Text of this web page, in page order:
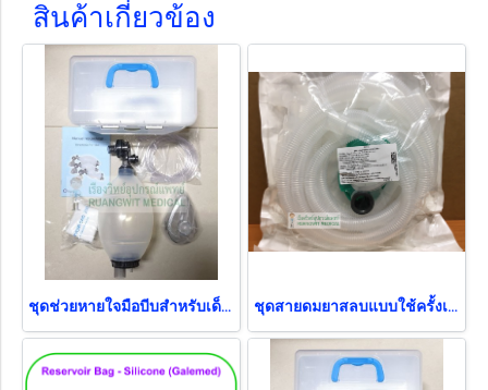
สินค้าเกี่ยวข้อง
ชุดช่วยหายใจมือบีบสำหรับเด็ก Ambu Bag MF-LAB (ถุง PVC) - Pediatric เด็ก (SSI-02-RTMA) (exp 02-2028) ชุดสายดมยาสลบแบบใช้ครั้งเดียว Anesthesia Breathing Circuit MF-LAB เด็ก (B0580)